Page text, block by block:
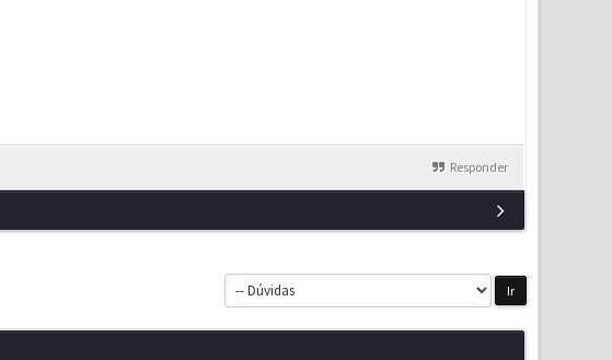
Responder